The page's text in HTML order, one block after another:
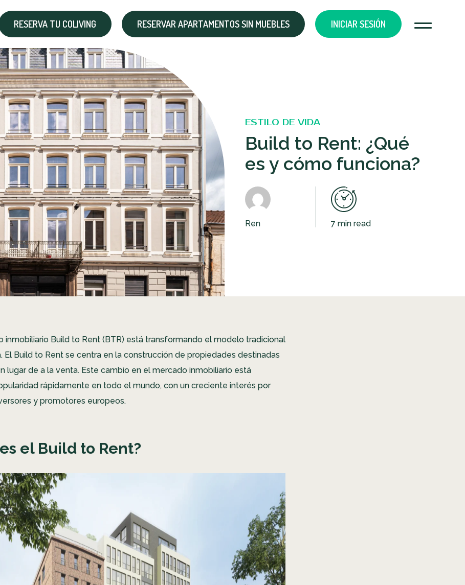
RESERVA TU COLIVING RESERVAR APARTAMENTOS SIN MUEBLES INICIAR SESIÓN
ESTILO DE VIDA
Build to Rent: ¿Qué
es y cómo funciona?
Ren 7 min read
inmobiliario Build to Rent (BTR) está transformando el modelo tradicional
El Build to Rent se centra en la construcción de propiedades destinadas
lugar de a la venta. Este cambio en el mercado inmobiliario está
rápidamente en todo el mundo, con un creciente interés por
y promotores europeos.
el Build to Rent?